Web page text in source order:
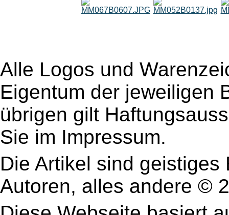
Alle Logos und
Eigentum der jeweiligen
übrigen gilt
Sie im Impressum.
Die Artikel sind
Autoren, alles andere ©